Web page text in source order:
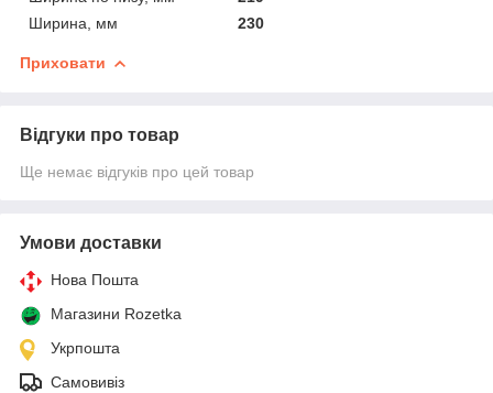
Ширина, мм
230
Приховати
Відгуки про товар
Ще немає відгуків про цей товар
Умови доставки
Нова Пошта
Магазини Rozetka
Укрпошта
Самовивіз